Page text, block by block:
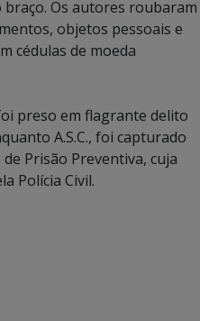
Os autores roubaram
objetos pessoais e
cédulas de moeda
preso em flagrante delito
A.S.C., foi capturado
Prisão Preventiva, cuja
Polícia Civil.